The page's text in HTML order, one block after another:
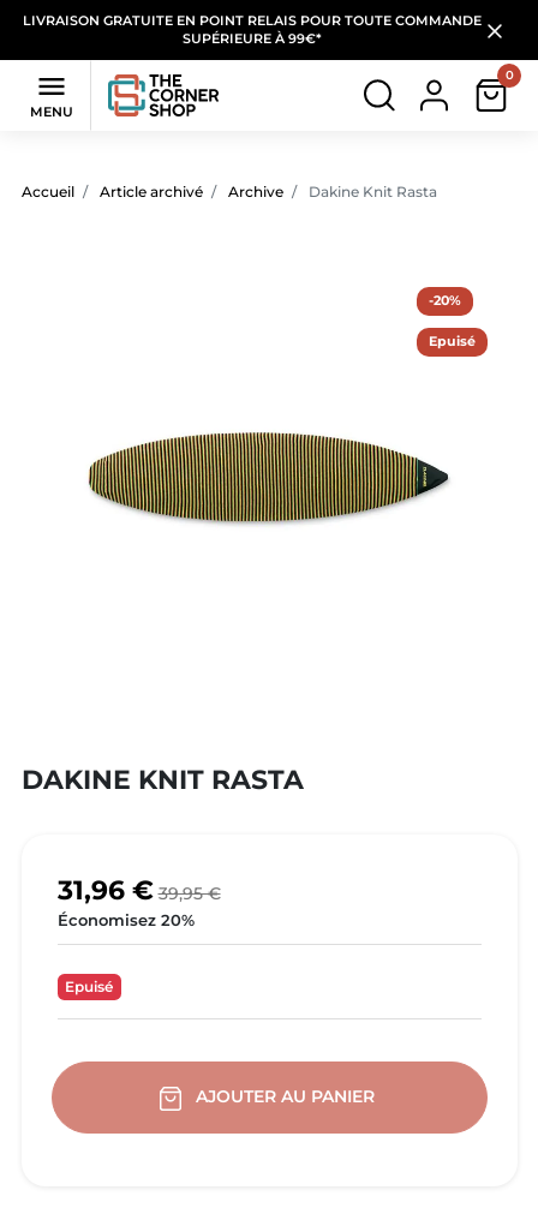
LIVRAISON GRATUITE EN POINT RELAIS POUR TOUTE COMMANDE
SUPÉRIEURE À 99€*

MENU
0
Accueil Article archivé Archive Dakine Knit Rasta
-20%
Epuisé
DAKINE KNIT RASTA
31,96 € 39,95 €
Économisez 20%
Epuisé
AJOUTER AU PANIER